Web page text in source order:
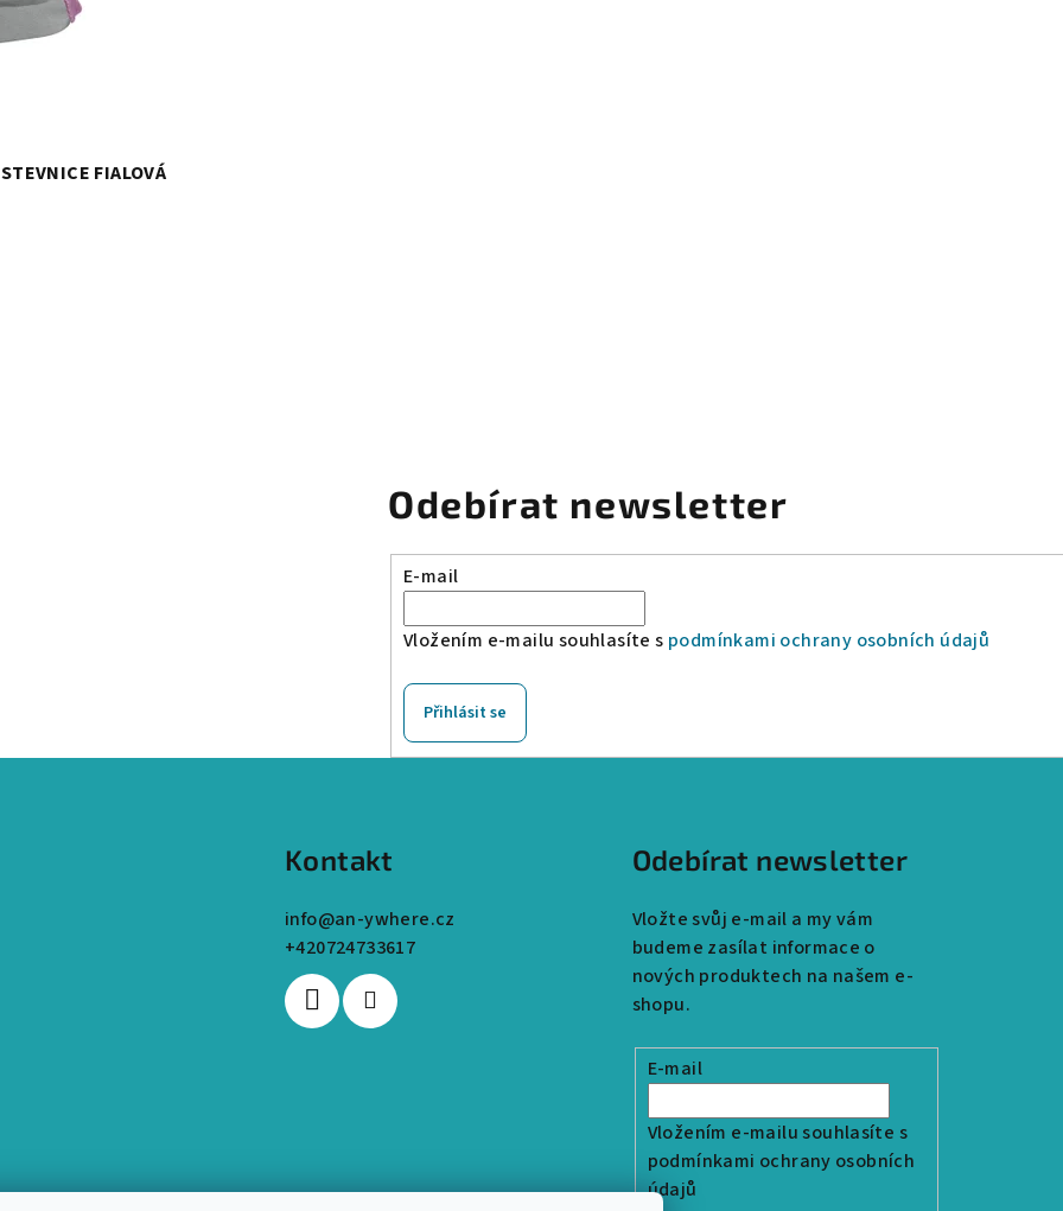
FIALOVÁ
Odebírat newsletter
E-mail
Vložením e-mailu souhlasíte s podmínkami ochrany osobních údajů
Přihlásit se
Kontakt
info@an-ywhere.cz
+420724733617
Odebírat newsletter
Vložte svůj e-mail a my vám
budeme zasílat informace o
nových produktech na našem e-
shopu.
E-mail
Vložením e-mailu souhlasíte s
podmínkami ochrany osobních
údajů